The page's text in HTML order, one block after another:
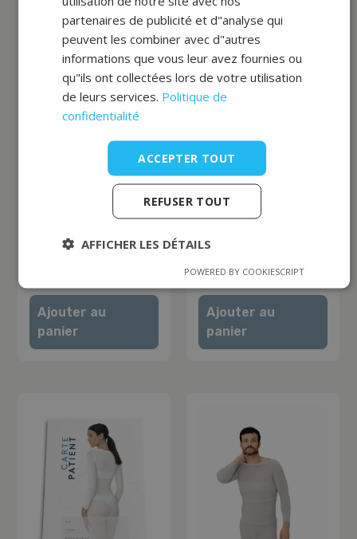
Meilleures ventes
“Classic” femme pour
massage sous vide
Ajouter au
panier
Poche en satin pour
massage
4,12 zł HT
Ajouter au
panier
partenaires de publicité et d"analyse qui
peuvent les combiner avec d"autres
informations que vous leur avez fournies ou
qu"ils ont collectées lors de votre utilisation
de leurs services. Politique de
confidentialité
ACCEPTER TOUT
REFUSER TOUT
AFFICHER LES DÉTAILS
POWERED BY COOKIESCRIPT